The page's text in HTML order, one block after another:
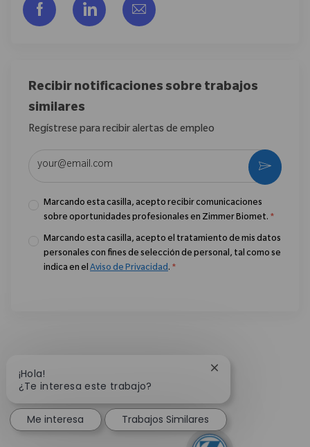
Compartir a través de Facebook
Compartir a través de LinkedIn
Compartir por correo
Recibir notificaciones sobre trabajos
similares
Regístrese para recibir alertas de empleo
Introduzca la dirección de correo electrónico (obligatorio)
Marcando esta casilla, acepto recibir comunicaciones
sobre oportunidades profesionales en Zimmer Biomet. *
Marcando esta casilla, acepto el tratamiento de mis datos
personales con fines de selección de personal, tal como se
indica en el Aviso de Privacidad. *
Activar
¡Hola!
¿Te interesa este trabajo?
Cerrar notificación
Me interesa Trabajos Similares